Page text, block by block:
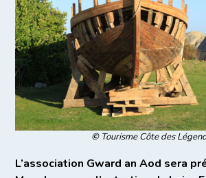
©Tourisme Côte des
L’association Gward an Aod sera